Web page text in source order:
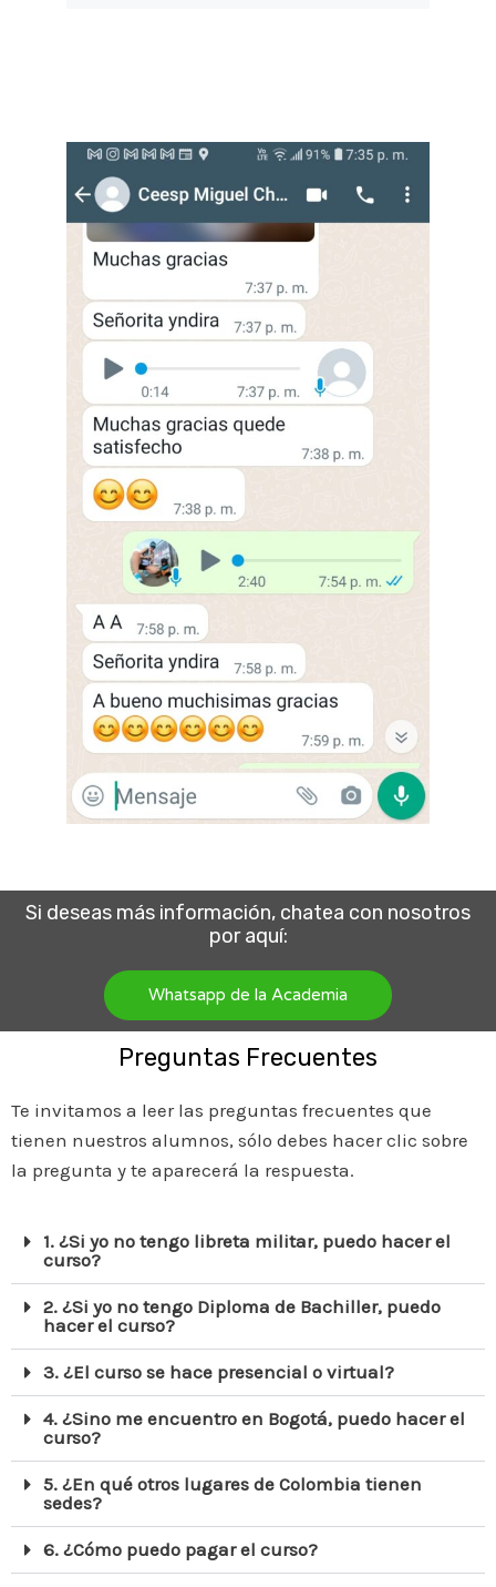
Si deseas más información, chatea con nosotros
por aquí:
Whatsapp de la Academia
Preguntas Frecuentes
Te invitamos a leer las preguntas frecuentes que
tienen nuestros alumnos, sólo debes hacer clic sobre
la pregunta y te aparecerá la respuesta.
1. ¿Si yo no tengo libreta militar, puedo hacer el
curso?
2. ¿Si yo no tengo Diploma de Bachiller, puedo
hacer el curso?
3. ¿El curso se hace presencial o virtual?
4. ¿Sino me encuentro en Bogotá, puedo hacer el
curso?
5. ¿En qué otros lugares de Colombia tienen
sedes?
6. ¿Cómo puedo pagar el curso?